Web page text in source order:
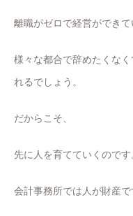
離職がゼロで経営ができて
様々な都合で辞めたくな
れるでしょう。
だからこそ、
先に人を育てていくのです
会計事務所では人が財産で